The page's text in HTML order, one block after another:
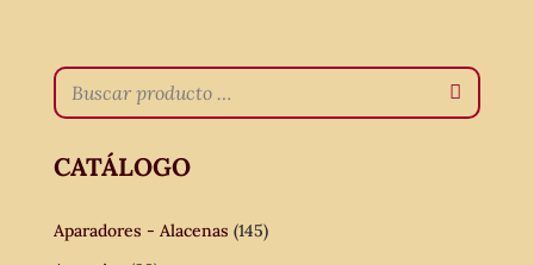
CATÁLOGO
Aparadores - Alacenas (145)